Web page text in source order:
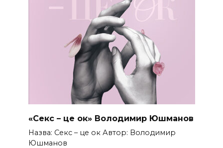
«Секс – це ок» Володимир Юшманов
Назва: Секс – це ок Автор: Володимир
Юшманов